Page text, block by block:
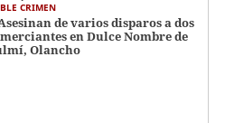
CRIMEN
de varios disparos a dos
en Dulce Nombre de
Olancho